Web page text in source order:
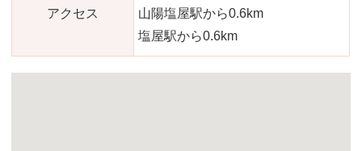
アクセス
山陽塩屋駅から0.6km
塩屋駅から0.6km